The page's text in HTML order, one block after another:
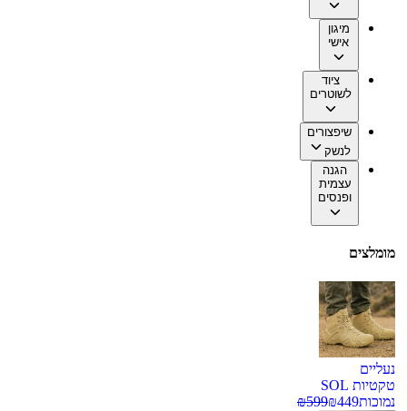
מיגון
אישי
ציוד
לשוטרים
שיפצורים
לנשק
הגנה
עצמית
ופנסים
מומלצים
נעליים
טקטיות SOL
נמוכות
₪449
₪599